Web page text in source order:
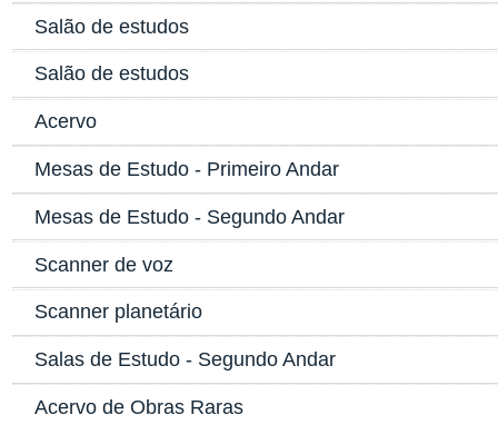
Salão de estudos
Salão de estudos
Acervo
Mesas de Estudo - Primeiro Andar
Mesas de Estudo - Segundo Andar
Scanner de voz
Scanner planetário
Salas de Estudo - Segundo Andar
Acervo de Obras Raras